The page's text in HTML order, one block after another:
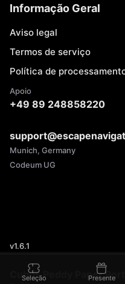
Cubus Peddy Paper Porto
Informação Geral
Aviso legal
Termos de serviço
Política de
Apoio
+49 89 248858220
Munich, Germany
Codeum UG
v1.6.1
Seleção Presente